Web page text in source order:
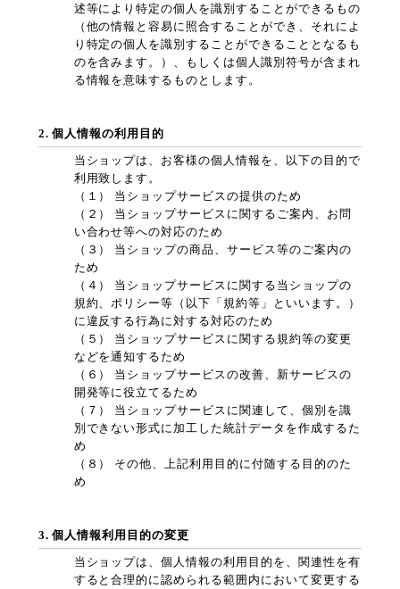
述等により特定の個人を識別することができるもの
（他の情報と容易に照合することができ、それによ
り特定の個人を識別することができることとなるも
のを含みます。）、もしくは個人識別符号が含まれ
る情報を意味するものとします。
2. 個人情報の利用目的
当ショップは、お客様の個人情報を、以下の目的で
利用致します。
（１） 当ショップサービスの提供のため
（２） 当ショップサービスに関するご案内、お問
い合わせ等への対応のため
（３） 当ショップの商品、サービス等のご案内の
ため
（４） 当ショップサービスに関する当ショップの
規約、ポリシー等（以下「規約等」といいます。）
に違反する行為に対する対応のため
（５） 当ショップサービスに関する規約等の変更
などを通知するため
（６） 当ショップサービスの改善、新サービスの
開発等に役立てるため
（７） 当ショップサービスに関連して、個別を識
別できない形式に加工した統計データを作成するた
め
（８） その他、上記利用目的に付随する目的のた
め
3. 個人情報利用目的の変更
当ショップは、個人情報の利用目的を、関連性を有
すると合理的に認められる範囲内において変更する